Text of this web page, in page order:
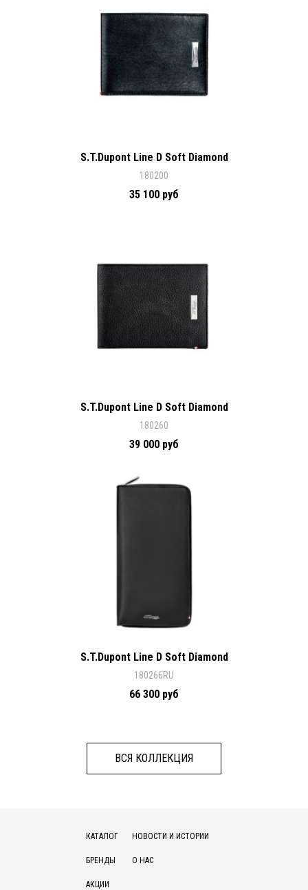
S.T.Dupont Line D Soft Diamond
180200
35 100 руб
S.T.Dupont Line D Soft Diamond
180260
39 000 руб
S.T.Dupont Line D Soft Diamond
180266RU
66 300 руб
ВСЯ КОЛЛЕКЦИЯ
КАТАЛОГ
БРЕНДЫ
АКЦИИ
НОВОСТИ И ИСТОРИИ
О НАС